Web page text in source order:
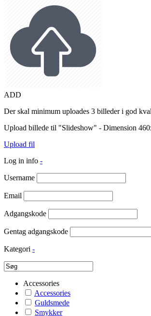
ADD
Der skal minimum uploades 3 billeder i god
Upload billede til "Slideshow" - Dimension
Upload fil
Log in info -
Username
Email
Adgangskode
Gentag adgangskode
Kategori -
Accessories
Accessories
Guldsmede
Smykker